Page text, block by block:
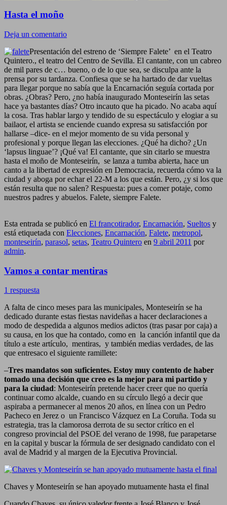
Hasta el moño
Deja un comentario
Presentación del estreno de ‘Siempre Falete’ en el Teatro
Quintero., el teatro del Centro de Sevilla. El cantante, con un cabreo
de mil pares de c… bueno, o de lo que sea, se disculpa ante la
prensa por su tardanza. Confiesa que se ha hartado de dar vueltas
para llegar porque no sabía que la Encarnación seguía cortada por
obras. ¿Obras? Pero, ¿no había inaugurado Monteseirín las setas
hace ya bastantes días? Otro incauto que ha picado. No acaba aquí
la cosa. Tras hablar largo y tendido de su espectáculo y elogiar a su
bailaor, el artista se enciende cuando expresa su satisfacción por
hallarse –dice- en el mejor momento de su vida personal y
profesional y porque llegan las elecciones. ¿Qué ha dicho? ¿Un
‘lapsus linguae’? ¡Qué va! El cantante, que sin citarlo se muestra
hasta el moño de Monteseirín, se lanza a tumba abierta, hace un
canto a la libertad de expresión en Democracia, recuerda cómo va la
ciudad y aboga por echar el 22-M a los que están. Pero, ¿y si los que
están resulta que no salen? Respuesta: pues a comer potaje, como
nuestros padres y abuelos. Falete, siempre Falete.
Esta entrada se publicó en El francotirador, Encarnación, Sueltos y
está etiquetada con Elecciones, Encarnación, Falete, metropol,
monteseirín, parasol, setas, Teatro Quintero en 9 abril 2011 por
admin.
Vamos a contar mentiras
1 respuesta
A falta de cinco meses para las municipales, Monteseirín se ha
dedicado durante estas fiestas navideñas a hacer declaraciones a
modo de despedida a algunos medios adictos (tras pasar por caja) a
su causa, en los que ha contado, como en la canción infantil que da
título a este artículo, mentiras, y también medias verdades, de las
que entresaco el siguiente ramillete:
–Tres mandatos son suficientes. Estoy muy contento de haber
tomado una decisión que creo es la mejor para mi partido y
para la ciudad: Monteseirín pretende hacer creer que no quería
continuar como alcalde, cuando en su círculo llegó a decir que
aspiraba a permanecer al menos 20 años, en línea con un Pedro
Pacheco en Jerez o un Francisco Vázquez en La Coruña. Toda su
estrategia, tras la clamorosa derrota de su sector crítico en el
congreso provincial del PSOE del verano de 1998, fue parapetarse
en la capital y buscar la fórmula de ser designado candidato con el
aval de Madrid y al margen de la Ejecutiva Provincial.
Chaves y Monteseirín se han apoyado mutuamente hasta el final